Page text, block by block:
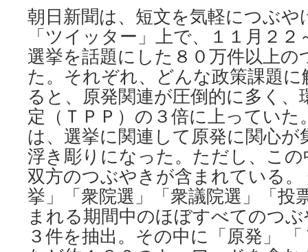
ネ
ル
ギ
ー
さ
ん
ぽ〉
脱
原
発
で
も
設
再
開？
via
朝日新聞は、短文を気軽につぶ
「ツイッター」上で、１１月２
選挙を話題にした８０万件以上の
た。それぞれ、どんな政策課題
ると、原発関連が圧倒的に多く、
定（ＴＰＰ）の３倍に上ってい
は、選挙に関連して原発に関心
浮き彫りになった。ただし、こ
双方のつぶやきが含まれている
挙」「衆院選」「衆議院選」「投
まれる期間中のほぼすべてのつ
３件を抽出。その中に「原発」